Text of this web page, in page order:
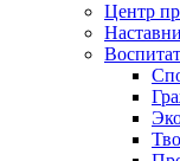
Центр